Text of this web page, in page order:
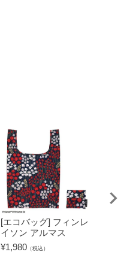
[エコバッグ] フィンレ
イソン アルマス
¥1,980 （税込）